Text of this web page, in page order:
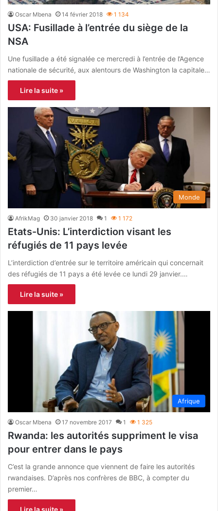
Oscar Mbena 14 février 2018 1 134
USA: Fusillade à l’entrée du siège de la
NSA
Une fusillade a été signalée ce mercredi à l’entrée de l’Agence
nationale de sécurité, aux alentours de Washington la capitale…
Lire la suite »
Monde
AfrikMag 30 janvier 2018 1 1 172
Etats-Unis: L’interdiction visant les
réfugiés de 11 pays levée
L’interdiction d’entrée sur le territoire américain qui concernait
des réfugiés de 11 pays a été levée ce lundi 29 janvier.…
Lire la suite »
Afrique
Oscar Mbena 17 novembre 2017 1 1 325
Rwanda: les autorités suppriment le visa
pour entrer dans le pays
C’est la grande annonce que viennent de faire les autorités
rwandaises. D’après nos confrères de BBC, à compter du
premier…
Lire la suite »